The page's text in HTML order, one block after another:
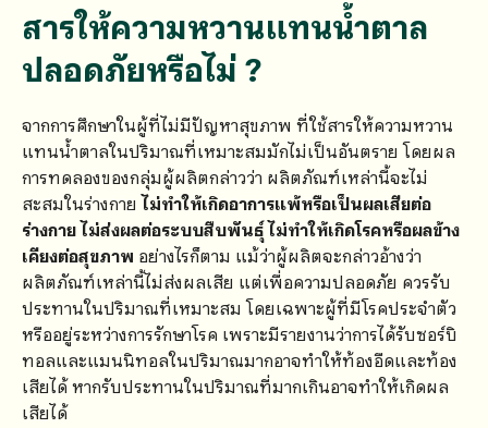
สารให้ความหวานแทนน้ำตาล
ปลอดภัยหรือไม่?
จากการศึกษาในผู้ที่ไม่มีปัญหาสุขภาพ ที่ใช้สารให้ความหวาน
แทนน้ำตาลในปริมาณที่เหมาะสมมักไม่เป็นอันตราย โดยผล
การทดลองของกลุ่มผู้ผลิตกล่าวว่า ผลิตภัณฑ์เหล่านี้จะไม่
สะสมในร่างกายไม่ทำให้เกิดอาการแพ้หรือเป็นผลเสียต่อ
ร่างกาย ไม่ส่งผลต่อระบบสืบพันธุ์ ไม่ทำให้เกิดโรคหรือผลข้าง
เคียงต่อสุขภาพ อย่างไรก็ตาม แม้ว่าผู้ผลิตจะกล่าวอ้างว่า
ผลิตภัณฑ์เหล่านี้ไม่ส่งผลเสีย แต่เพื่อความปลอดภัย ควรรับ
ประทานในปริมาณที่เหมาะสม โดยเฉพาะผู้ที่มีโรคประจำตัว
หรืออยู่ระหว่างการรักษาโรค เพราะมีรายงานว่าการได้รับซอร์บิ
ทอลและแมนนิทอลในปริมาณมากอาจทำให้ท้องอืดและท้อง
เสียได้ หากรับประทานในปริมาณที่มากเกินอาจทำให้เกิดผล
เสียได้